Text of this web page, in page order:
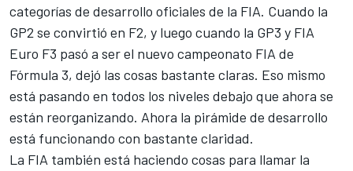
categorías de desarrollo oficiales de la FIA. Cuando la
GP2 se convirtió en F2, y luego cuando la GP3 y FIA
Euro F3 pasó a ser el nuevo campeonato FIA de
Fórmula 3, dejó las cosas bastante claras. Eso mismo
está pasando en todos los niveles debajo que ahora se
están reorganizando. Ahora la pirámide de desarrollo
está funcionando con bastante claridad.
La FIA también está haciendo cosas para llamar la